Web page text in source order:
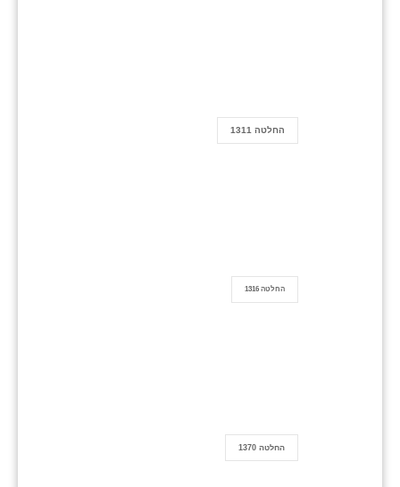
החלטה 1311
החלטה 1316
החלטה 1370